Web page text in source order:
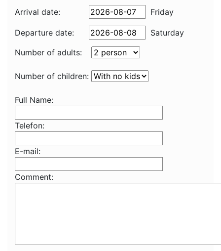
Arrival date: Friday
Departure date:
Saturday
Number of adults:
Number of children:
Full Name:
Telefon:
E-mail:
Comment: